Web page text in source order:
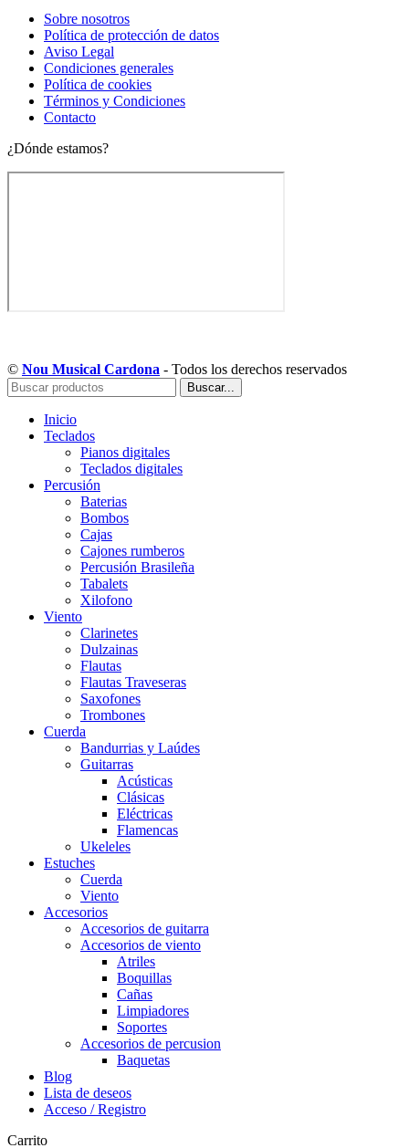
Main
Menu
Sobre nosotros
Política de protección de datos
Aviso Legal
Condiciones generales
Política de cookies
Términos y Condiciones
Contacto
¿Dónde estamos?
© Nou Musical Cardona - Todos los derechos reservados
Buscar...
Inicio
Teclados
Pianos digitales
Teclados digitales
Percusión
Baterias
Bombos
Cajas
Cajones rumberos
Percusión Brasileña
Tabalets
Xilofono
Viento
Clarinetes
Dulzainas
Flautas
Flautas Traveseras
Saxofones
Trombones
Cuerda
Bandurrias y Laúdes
Guitarras
Acústicas
Clásicas
Eléctricas
Flamencas
Ukeleles
Estuches
Cuerda
Viento
Accesorios
Accesorios de guitarra
Accesorios de viento
Atriles
Boquillas
Cañas
Limpiadores
Soportes
Accesorios de percusion
Baquetas
Blog
Lista de deseos
Acceso / Registro
Carrito